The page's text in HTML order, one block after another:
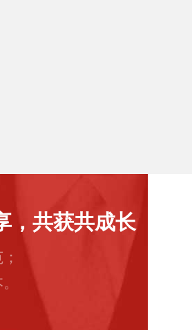
，共获共成长